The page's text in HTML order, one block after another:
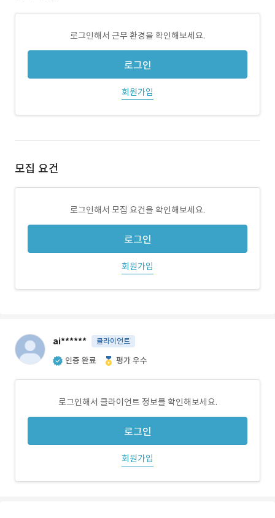
로그인해서 근무 환경을 확인해보세요.
로그인
회원가입
모집 요건
로그인해서 모집 요건을 확인해보세요.
로그인
회원가입
ai****** 클라이언트
인증 완료 평가 우수
로그인해서 클라이언트 정보를 확인해보세요.
로그인
회원가입